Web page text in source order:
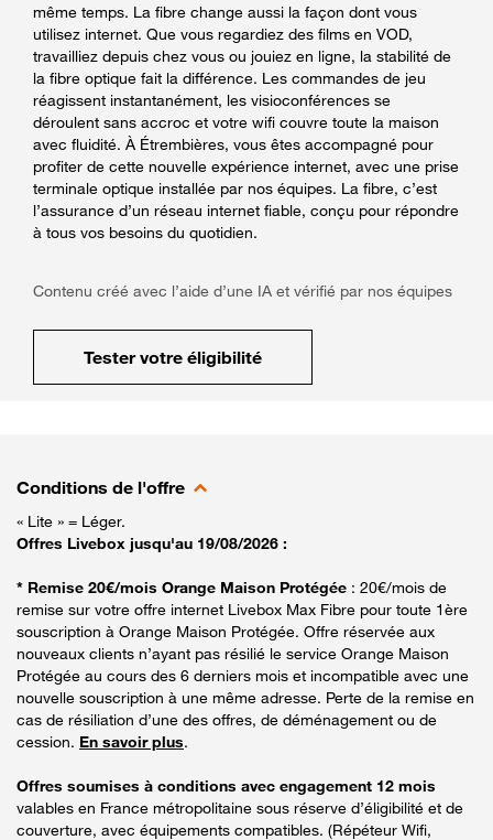
même temps. La fibre change aussi la façon dont vous
utilisez internet. Que vous regardiez des films en VOD,
travailliez depuis chez vous ou jouiez en ligne, la stabilité de
la fibre optique fait la différence. Les commandes de jeu
réagissent instantanément, les visioconférences se
déroulent sans accroc et votre wifi couvre toute la maison
avec fluidité. À Étrembières, vous êtes accompagné pour
profiter de cette nouvelle expérience internet, avec une prise
terminale optique installée par nos équipes. La fibre, c’est
l’assurance d’un réseau internet fiable, conçu pour répondre
à tous vos besoins du quotidien.
Contenu créé avec l’aide d’une IA et vérifié par nos équipes
Tester votre éligibilité
Conditions de l'offre
« Lite » = Léger.
Offres Livebox jusqu'au 19/08/2026 :
* Remise 20€/mois Orange Maison Protégée : 20€/mois de
remise sur votre offre internet Livebox Max Fibre pour toute 1ère
souscription à Orange Maison Protégée. Offre réservée aux
nouveaux clients n’ayant pas résilié le service Orange Maison
Protégée au cours des 6 derniers mois et incompatible avec une
nouvelle souscription à une même adresse. Perte de la remise en
cas de résiliation d’une des offres, de déménagement ou de
cession. En savoir plus.
Offres soumises à conditions avec engagement 12 mois
valables en France métropolitaine sous réserve d’éligibilité et de
couverture, avec équipements compatibles. (Répéteur Wifi,